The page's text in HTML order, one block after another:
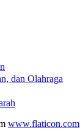
dan Olahraga
www.flaticon.com